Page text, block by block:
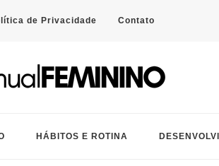
de Privacidade Contato
HÁBITOS E ROTINA